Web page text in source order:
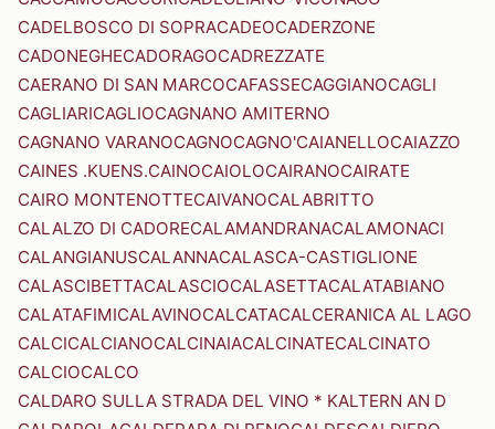
CADELBOSCO DI SOPRACADEOCADERZONE
CADONEGHECADORAGOCADREZZATE
CAERANO DI SAN MARCOCAFASSECAGGIANOCAGLI
CAGLIARICAGLIOCAGNANO AMITERNO
CAGNANO VARANOCAGNOCAGNO'CAIANELLOCAIAZZO
CAINES .KUENS.CAINOCAIOLOCAIRANOCAIRATE
CAIRO MONTENOTTECAIVANOCALABRITTO
CALALZO DI CADORECALAMANDRANACALAMONACI
CALANGIANUSCALANNACALASCA-CASTIGLIONE
CALASCIBETTACALASCIOCALASETTACALATABIANO
CALATAFIMICALAVINOCALCATACALCERANICA AL LAGO
CALCICALCIANOCALCINAIACALCINATECALCINATO
CALCIOCALCO
CALDARO SULLA STRADA DEL VINO * KALTERN AN D